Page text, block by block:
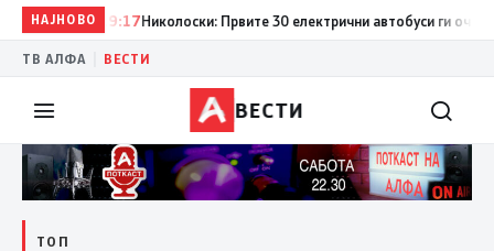
НАЈНОВО
19:17 Николоски: Првите 30 електрични автобуси ги
ТВ АЛФА ВЕСТИ
ВЕСТИ
ТОП